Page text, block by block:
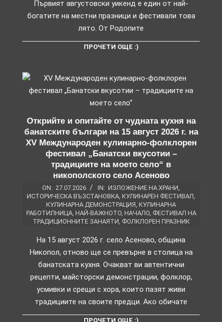
Първият августовски уикенд е един от най-
богатите на местни празници и фестивали това
лято. От Родопите
ПРОЧЕТИ ОЩЕ :)
Открийте и опитайте от чудната кухня на
банатските българи на 15 август 2026 г. на
XV Международен кулинарно-фолклорен
фестивал „Банатски вкусотии –
традициите на моето село“ в
никополското село Асеново
ON: 27.07.2026 IN: ИЗЛОЖЕНИЕ НА ХРАНИ
ИСТОРИЧЕСКА ВЪЗСТАНОВКА КУЛИНАРЕН ФЕСТИВАЛ
КУЛИНАРНА ДЕМОНСТРАЦИЯ КУЛИНАРНА
РАБОТИЛНИЦА, НАЙ-ВАЖНОТО, НАЧАЛО, ФЕСТИВАЛ НА
ТРАДИЦИОННИТЕ ЗАНАЯТИ ФОЛКЛОРЕН ПРАЗНИК
На 15 август 2026 г. село Асеново, община
Никопол, отново ще се превърне в столица на
банатската кухня. Очакват ви автентични
рецепти, майсторски демонстрации, фолклор,
усмивки и срещи с хора, които пазят живи
традициите на своите предци. Ако обичате
ПРОЧЕТИ ОЩЕ :)